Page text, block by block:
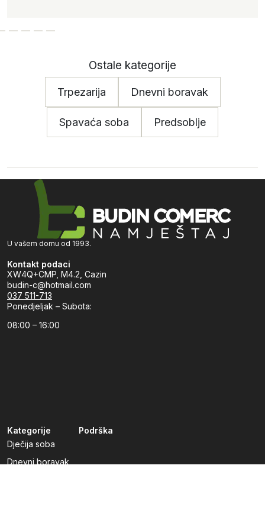
Ostale kategorije
Trpezarija Dnevni boravak
Spavaća soba Predsoblje
U vašem domu od 1993.
Kontakt podaci
XW4Q+CMP, M4.2, Cazin
budin-c@hotmail.com
037 511-713
Ponedjeljak – Subota:
08:00 – 16:00
Kategorije
Dječija soba
Dnevni boravak
Podrška